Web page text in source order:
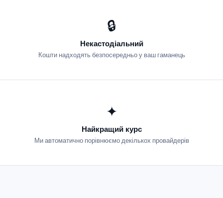
🔒
Некастодіальний
Кошти надходять безпосередньо у ваш гаманець
✦
Найкращий курс
Ми автоматично порівнюємо декількох провайдерів